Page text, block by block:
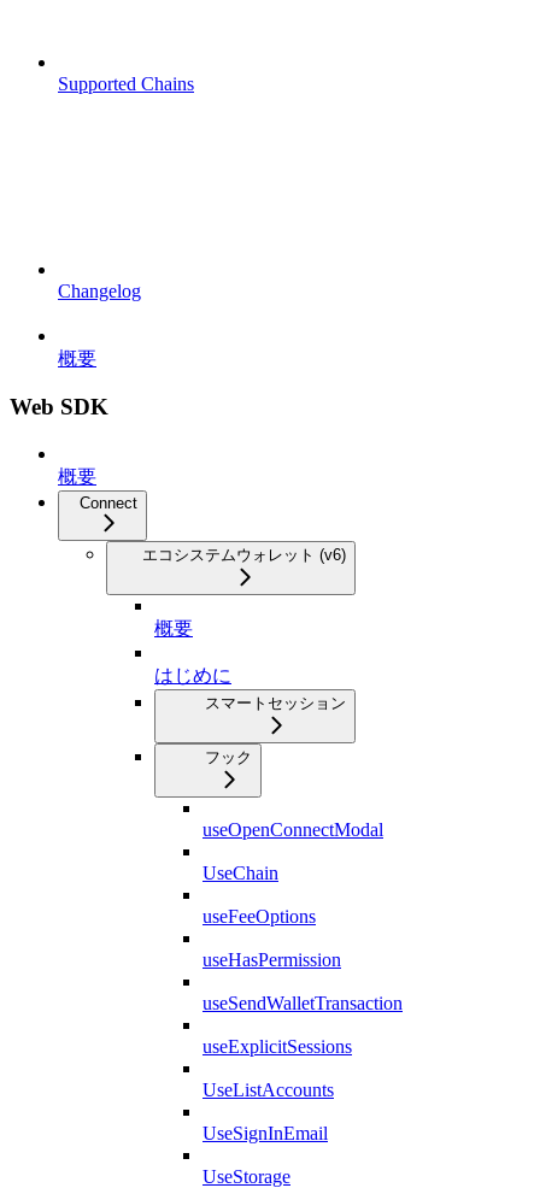
Supported Chains
Changelog
概要
Web SDK
概要
Connect
エコシステムウォレット (v6)
概要
はじめに
スマートセッション
フック
useOpenConnectModal
UseChain
useFeeOptions
useHasPermission
useSendWalletTransaction
useExplicitSessions
UseListAccounts
UseSignInEmail
UseStorage